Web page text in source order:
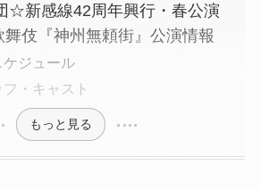
☆新感線42周年興行・春公演
舞伎『神州無頼街』公演情報
ケジュール
フ・キャスト
もっと見る